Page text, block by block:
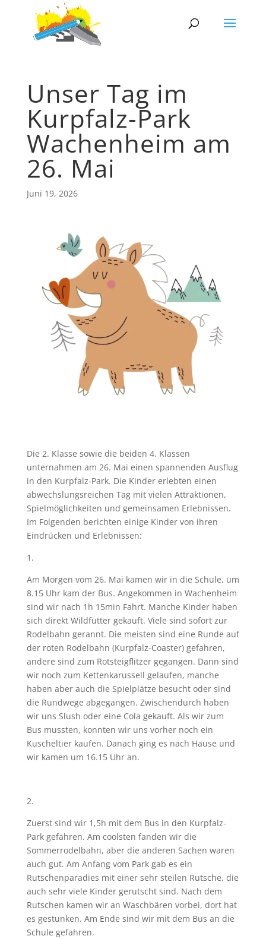
Unser Tag im
Kurpfalz-Park
Wachenheim am
26. Mai
Juni 19, 2026
Die 2. Klasse sowie die beiden 4. Klassen
unternahmen am 26. Mai einen spannenden Ausflug
in den Kurpfalz-Park. Die Kinder erlebten einen
abwechslungsreichen Tag mit vielen Attraktionen,
Spielmöglichkeiten und gemeinsamen Erlebnissen.
Im Folgenden berichten einige Kinder von ihren
Eindrücken und Erlebnissen:
1.
Am Morgen vom 26. Mai kamen wir in die Schule, um
8.15 Uhr kam der Bus. Angekommen in Wachenheim
sind wir nach 1h 15min Fahrt. Manche Kinder haben
sich direkt Wildfutter gekauft. Viele sind sofort zur
Rodelbahn gerannt. Die meisten sind eine Runde auf
der roten Rodelbahn (Kurpfalz-Coaster) gefahren,
andere sind zum Rotsteigflitzer gegangen. Dann sind
wir noch zum Kettenkarussell gelaufen, manche
haben aber auch die Spielplätze besucht oder sind
die Rundwege abgegangen. Zwischendurch haben
wir uns Slush oder eine Cola gekauft. Als wir zum
Bus mussten, konnten wir uns vorher noch ein
Kuscheltier kaufen. Danach ging es nach Hause und
wir kamen um 16.15 Uhr an.
2.
Zuerst sind wir 1,5h mit dem Bus in den Kurpfalz-
Park gefahren. Am coolsten fanden wir die
Sommerrodelbahn, aber die anderen Sachen waren
auch gut. Am Anfang vom Park gab es ein
Rutschenparadies mit einer sehr steilen Rutsche, die
auch sehr viele Kinder gerutscht sind. Nach dem
Rutschen kamen wir an Waschbären vorbei, dort hat
es gestunken. Am Ende sind wir mit dem Bus an die
Schule gefahren.